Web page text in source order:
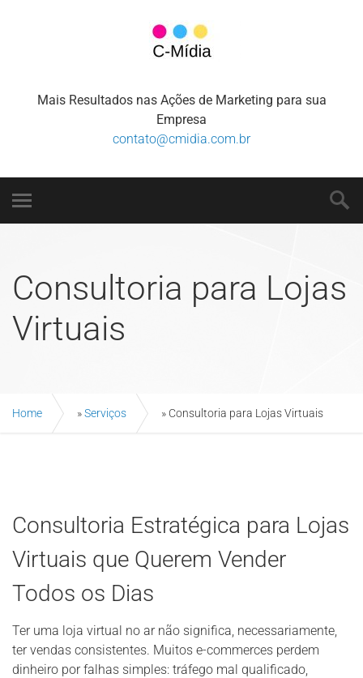
Mais Resultados nas Ações de Marketing para sua
Empresa
contato@cmidia.com.br
Consultoria para Lojas
Virtuais
Home »Serviços » Consultoria para Lojas Virtuais
Consultoria Estratégica para Lojas
Virtuais que Querem Vender
Todos os Dias
Ter uma loja virtual no ar não significa, necessariamente,
ter vendas consistentes. Muitos e-commerces perdem
dinheiro por falhas simples: tráfego mal qualificado,